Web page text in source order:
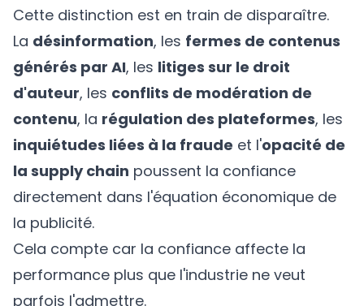
Cette distinction est en train de disparaître.
La désinformation, les fermes de contenus
générés par AI, les litiges sur le droit
d'auteur, les conflits de modération de
contenu, la régulation des plateformes, les
inquiétudes liées à la fraude et l'opacité de
la supply chain poussent la confiance
directement dans l'équation économique de
la publicité.
Cela compte car la confiance affecte la
performance plus que l'industrie ne veut
parfois l'admettre.